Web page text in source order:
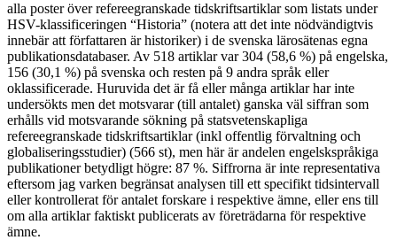
alla poster över refereegranskade tidskriftsartiklar som listats under
HSV-klassificeringen “Historia” (notera att det inte nödvändigtvis
innebär att författaren är historiker) i de svenska lärosätenas egna
publikationsdatabaser. Av 518 artiklar var 304 (58,6 %) på engelska,
156 (30,1 %) på svenska och resten på 9 andra språk eller
oklassificerade. Huruvida det är få eller många artiklar har inte
undersökts men det motsvarar (till antalet) ganska väl siffran som
erhålls vid motsvarande sökning på statsvetenskapliga
refereegranskade tidskriftsartiklar (inkl offentlig förvaltning och
globaliseringsstudier) (566 st), men här är andelen engelskspråkiga
publikationer betydligt högre: 87 %. Siffrorna är inte representativa
eftersom jag varken begränsat analysen till ett specifikt tidsintervall
eller kontrollerat för antalet forskare i respektive ämne, eller ens till
om alla artiklar faktiskt publicerats av företrädarna för respektive
ämne.